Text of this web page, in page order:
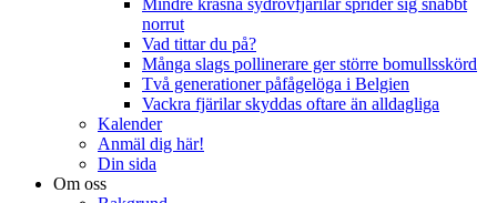
norrut
Vad tittar du på?
Många slags pollinerare ger större bomullsskörd
Två generationer påfågelöga i Belgien
Vackra fjärilar skyddas oftare än alldagliga
Kalender
Anmäl dig här!
Din sida
Om oss